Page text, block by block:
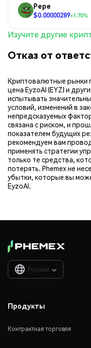
Pepe
$0.00000289+1.70%
Изучите другие
Отказ от
Криптовалютные рынки
цена EyzoAI (EYZ) и
испытывать
условий, изменений в
непредсказуемых
связана с риском, и
показателем будущих
рекомендуем вам
применять стратегии
только те средства,
потерять. Phemex не
убытки, которые вы
EyzoAI.
Русский 
Продукты
Контрактная торговля